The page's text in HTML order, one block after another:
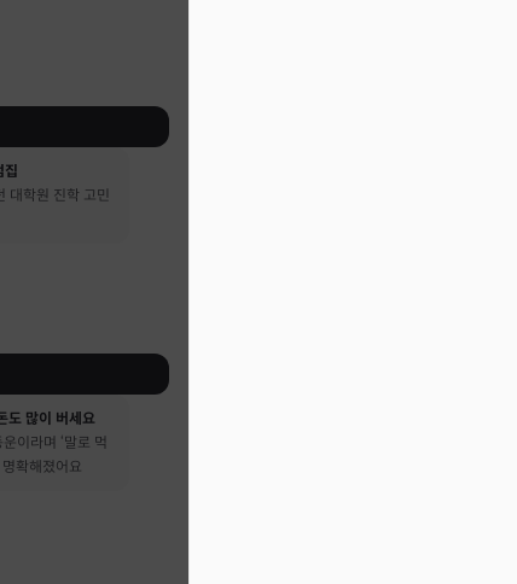
대학원 진학 고민
도 많이 버세요
이라며 ‘말로 먹
확해졌어요